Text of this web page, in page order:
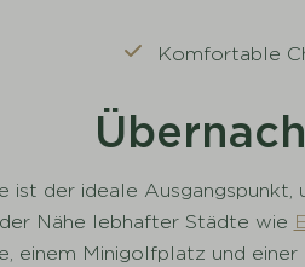
Komfortable
ist der ideale
Nähe lebhafter Städte wie
einem Minigolfplatz und